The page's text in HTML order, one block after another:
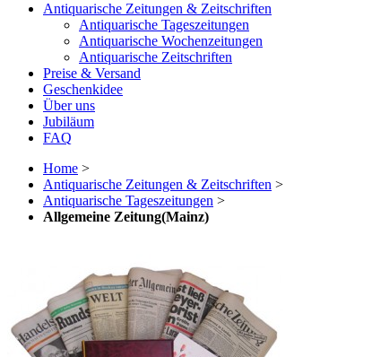
Antiquarische Zeitungen & Zeitschriften
Antiquarische Tageszeitungen
Antiquarische Wochenzeitungen
Antiquarische Zeitschriften
Preise & Versand
Geschenkidee
Über uns
Jubiläum
FAQ
Home >
Antiquarische Zeitungen & Zeitschriften >
Antiquarische Tageszeitungen >
Allgemeine Zeitung(Mainz)